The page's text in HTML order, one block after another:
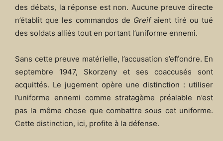
des débats, la réponse est non. Aucune preuve directe
n’établit que les commandos de Greifaient tiré ou tué
des soldats alliés tout en portant l’uniforme ennemi.
Sans cette preuve matérielle, l’accusation s’effondre. En
septembre 1947, Skorzeny et ses coaccusés sont
acquittés. Le jugement opère une distinction : utiliser
l’uniforme ennemi comme stratagème préalable n’est
pas la même chose que combattre sous cet uniforme.
Cette distinction, ici, profite à la défense.